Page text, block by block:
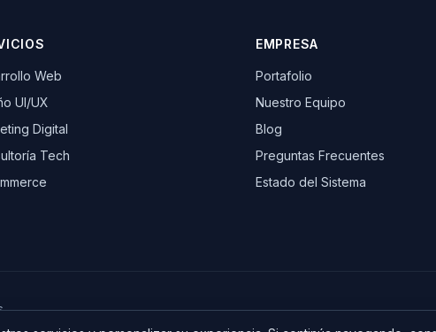
Web
UI/UX
Digital
Tech
EMPRESA
Portafolio
Nuestro Equipo
Blog
Preguntas Frecuentes
Estado del Sistema